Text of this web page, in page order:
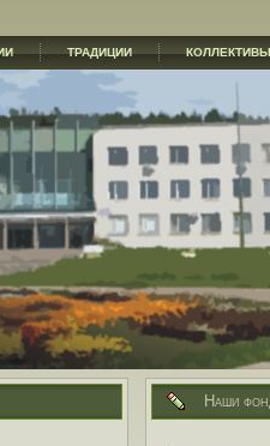
ТРАДИЦИИ КОЛЛЕКТИВЫ
Наши